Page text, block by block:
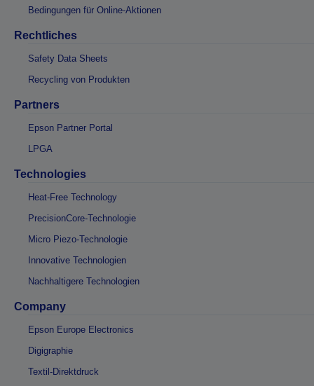
Bedingungen für Online-Aktionen
Rechtliches
Safety Data Sheets
Recycling von Produkten
Partners
Epson Partner Portal
LPGA
Technologies
Heat-Free Technology
PrecisionCore-Technologie
Micro Piezo-Technologie
Innovative Technologien
Nachhaltigere Technologien
Company
Epson Europe Electronics
Digigraphie
Textil-Direktdruck